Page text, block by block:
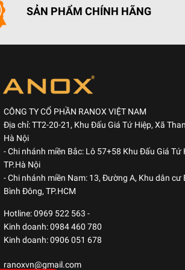
SẢN PHẨM CHÍNH HÃNG
CÔNG TY CỔ PHẦN RANOX VIỆT NAM
Địa chỉ: TT2-20-21, Khu Đấu Giá Tứ Hiệp, Xã
Hà Nội
- Chi nhánh miền Bắc: Lô 57+58 Khu Đấu Giá Tứ
TP.Hà Nội
- Chi nhánh miền Nam: 13, Đường A, Khu dân cư
Bình Đông, TP.HCM
Hotline: 0969 522 563 -
Kinh doanh: 0984 460 780
Kinh doanh: 0906 051 678
ranoxvn@gmail.com